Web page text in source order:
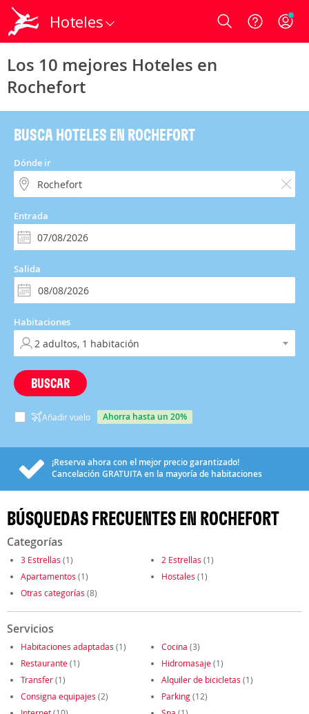
Hoteles Login
Los 10 mejores Hoteles en
Rochefort
BUSCA HOTELES EN ROCHEFORT
Dónde ir
Entrada
Salida
Habitaciones
BUSCAR
Añadir vuelo ahorra hasta un 20%
¡Reserva ahora con el mejor precio garantizado!
Cancelación GRATUITAen la mayoría de habitaciones
BÚSQUEDAS FRECUENTES EN ROCHEFORT
Categorías
3 Estrellas (1) 2 Estrellas (1)
Apartamentos (1) Hostales (1)
Otras categorías (8)
Servicios
Habitaciones adaptadas (1) Cocina (3)
Restaurante(1) Hidromasaje(1)
Transfer(1) Alquiler de bicicletas (1)
Consigna equipajes (2) Parking(12)